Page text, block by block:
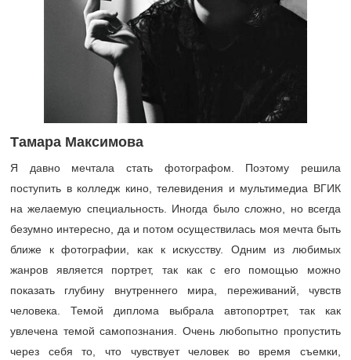
Тамара Максимова
Я давно мечтала стать фотографом. Поэтому решила
поступить в колледж кино, телевидения и мультимедиа ВГИК
на желаемую специальность. Иногда было сложно, но всегда
безумно интересно, да и потом осуществилась моя мечта быть
ближе к фотографии, как к искусству. Одним из любимых
жанров является портрет, так как с его помощью можно
показать глубину внутреннего мира, переживаний, чувств
человека. Темой диплома выбрала автопортрет, так как
увлечена темой самопознания. Очень любопытно пропустить
через себя то, что чувствует человек во время съемки,